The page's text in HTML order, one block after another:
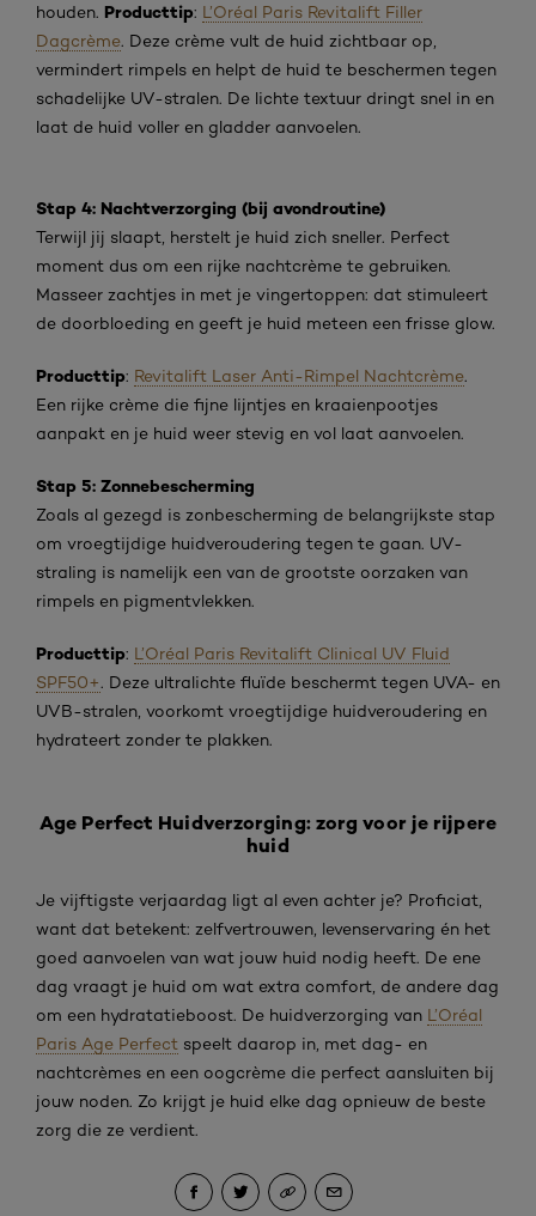
houden. Producttip: L’Oréal Paris Revitalift Filler
Dagcrème. Deze crème vult de huid zichtbaar op,
vermindert rimpels en helpt de huid te beschermen tegen
schadelijke UV-stralen. De lichte textuur dringt snel in en
laat de huid voller en gladder aanvoelen.
Stap 4: Nachtverzorging (bij avondroutine)
Terwijl jij slaapt, herstelt je huid zich sneller. Perfect
moment dus om een rijke nachtcrème te gebruiken.
Masseer zachtjes in met je vingertoppen: dat stimuleert
de doorbloeding en geeft je huid meteen een frisse glow.
Producttip: Revitalift Laser Anti-Rimpel Nachtcrème.
Een rijke crème die fijne lijntjes en kraaienpootjes
aanpakt en je huid weer stevig en vol laat aanvoelen.
Stap 5: Zonnebescherming
Zoals al gezegd is zonbescherming de belangrijkste stap
om vroegtijdige huidveroudering tegen te gaan. UV-
straling is namelijk een van de grootste oorzaken van
rimpels en pigmentvlekken.
Producttip: L’Oréal Paris Revitalift Clinical UV Fluid
SPF50+. Deze ultralichte fluïde beschermt tegen UVA- en
UVB-stralen, voorkomt vroegtijdige huidveroudering en
hydrateert zonder te plakken.
Age Perfect Huidverzorging: zorg voor je rijpere
huid
Je vijftigste verjaardag ligt al even achter je? Proficiat,
want dat betekent: zelfvertrouwen, levenservaring én het
goed aanvoelen van wat jouw huid nodig heeft. De ene
dag vraagt je huid om wat extra comfort, de andere dag
om een hydratatieboost. De huidverzorging van L’Oréal
Paris Age Perfect speelt daarop in, met dag- en
nachtcrèmes en een oogcrème die perfect aansluiten bij
jouw noden. Zo krijgt je huid elke dag opnieuw de beste
zorg die ze verdient.